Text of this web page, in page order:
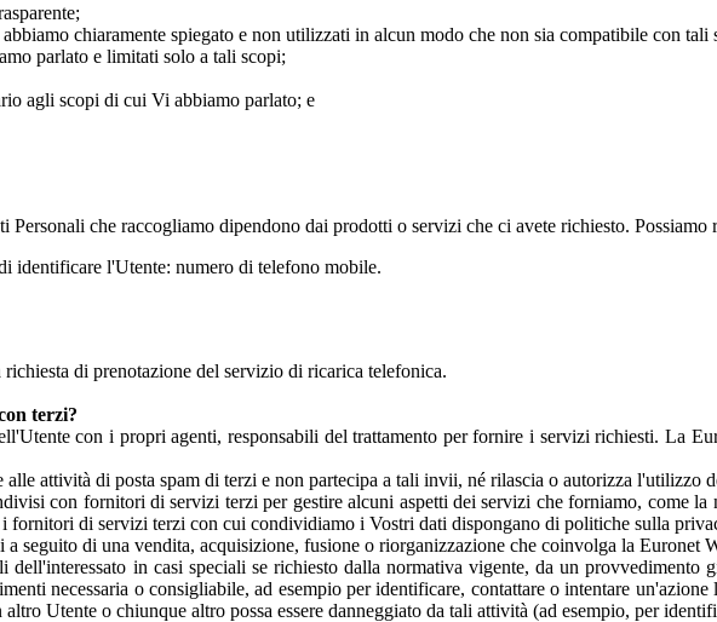
chiaramente spiegato e non utilizzati in alcun modo che non sia compatibile con tali
parlato e limitati solo a tali scopi;
agli scopi di cui Vi abbiamo parlato; e
Personali che raccogliamo dipendono dai prodotti o servizi che ci avete richiesto. Possiamo
identificare l'Utente: numero di telefono mobile.
di prenotazione del servizio di ricarica telefonica.
terzi?
con i propri agenti, responsabili del trattamento per fornire i servizi richiesti. La
alle attività di posta spam di terzi e non partecipa a tali invii, né rilascia o autorizza l'utilizzo
con fornitori di servizi terzi per gestire alcuni aspetti dei servizi che forniamo, come
fornitori di servizi terzi con cui condividiamo i Vostri dati dispongano di politiche sulla
a seguito di una vendita, acquisizione, fusione o riorganizzazione che coinvolga la Euronet
dell'interessato in casi speciali se richiesto dalla normativa vigente, da un
necessaria o consigliabile, ad esempio per identificare, contattare o intentare
Utente o chiunque altro possa essere danneggiato da tali attività (ad esempio, per